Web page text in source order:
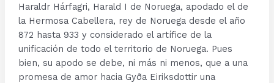
Haraldr Hárfagri, Harald I de Noruega, apodado el de
la Hermosa Cabellera, rey de Noruega desde el año
872 hasta 933 y considerado el artífice de la
unificación de todo el territorio de Noruega. Pues
bien, su apodo se debe, ni más ni menos, que a una
promesa de amor hacia Gyða Eiriksdottir una